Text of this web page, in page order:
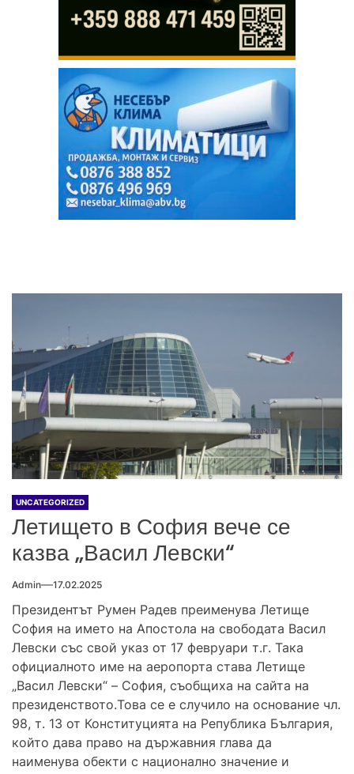
UNCATEGORIZED
Летището в София вече се
казва „Васил Левски“
Admin 17.02.2025
Президентът Румен Радев преименува Летище
София на името на Апостола на свободата Васил
Левски със свой указ от 17 февруари т.г. Така
официалното име на аеропорта става Летище
„Васил Левски“ – София, съобщиха на сайта на
президенството.Това се е случило на основание чл.
98, т. 13 от Конституцията на Република България,
който дава право на държавния глава да
наименува обекти с национално значение и